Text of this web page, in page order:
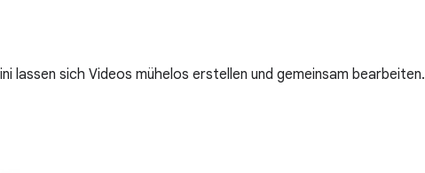
lassen sich Videos mühelos erstellen und gemeinsam bearbeiten.